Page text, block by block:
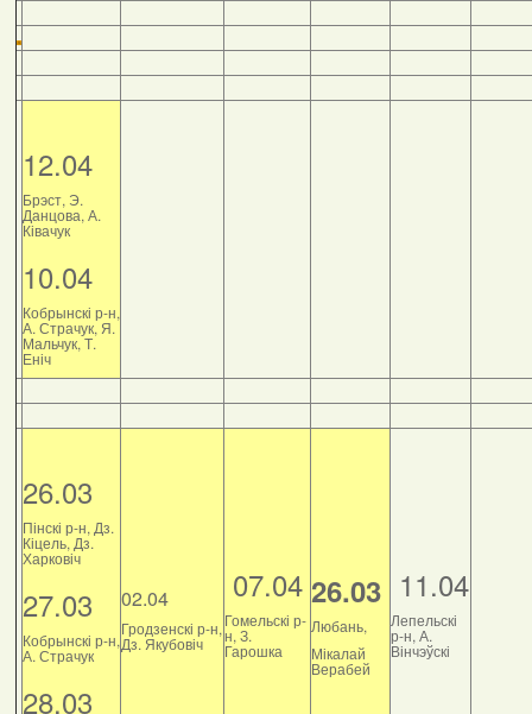
12.04
Брэст, Э.
Данцова, А.
Ківачук
10.04
Кобрынскі р-н,
А. Страчук, Я.
Мальчук, Т.
Еніч
26.03
Пінскі р-н, Дз.
Кіцель, Дз.
Харковіч
27.03
Кобрынскі р-н,
А. Страчук
28.03
02.04
Гродзенскі р-н,
Дз. Якубовіч
07.04
Гомельскі р-
н, З.
Гарошка
26.03
Любань,
Мікалай
Верабей
11.04
Лепельскі
р-н, А.
Вінчэўскі